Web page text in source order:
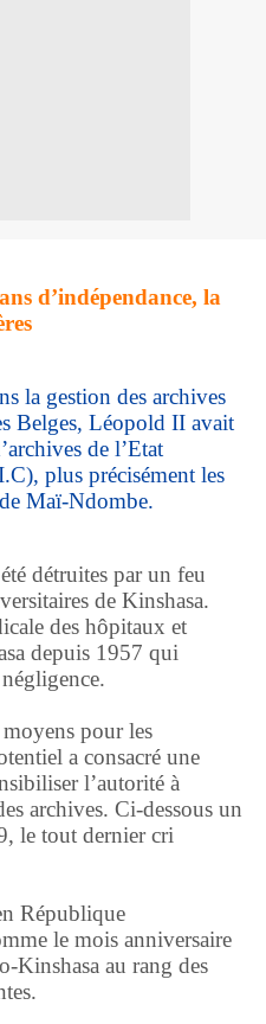
d’indépendance, la
la gestion des archives
Belges, Léopold II avait
de l’Etat
plus précisément les
Maï-Ndombe.
détruites par un feu
de Kinshasa.
des hôpitaux et
depuis 1957 qui
pour les
a consacré une
l’autorité à
archives. Ci-dessous un
le tout dernier cri
République
le mois anniversaire
Kinshasa au rang des